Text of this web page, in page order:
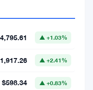
▲ +1.03%
▲ +2.41%
$598.34 ▲ +0.83%